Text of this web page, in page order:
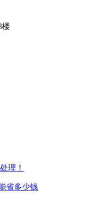
楼
理！
省多少钱